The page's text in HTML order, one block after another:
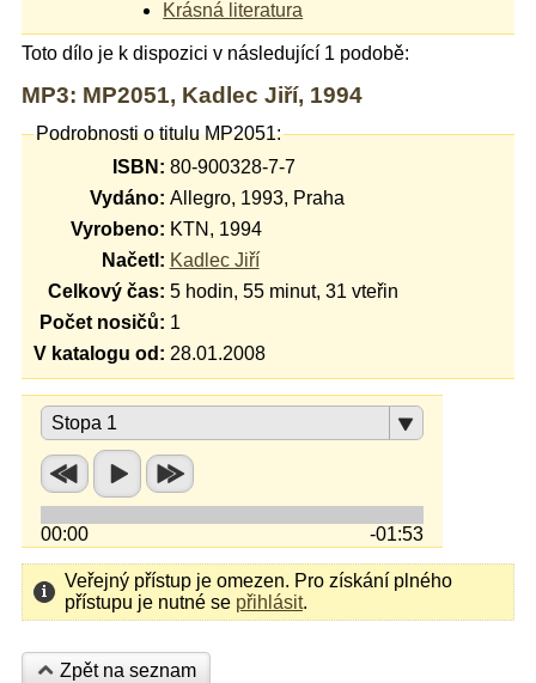
Krásná literatura
Toto dílo je k dispozici v následující 1 podobě:
MP3: MP2051, Kadlec Jiří, 1994
Podrobnosti o titulu MP2051:
ISBN: 80-900328-7-7
Vydáno: Allegro, 1993, Praha
Vyrobeno: KTN, 1994
Načetl: Kadlec Jiří
Celkový čas: 5 hodin, 55 minut, 31 vteřin
Počet nosičů: 1
V katalogu od: 28.01.2008
Stopa 1
00:00 -01:53
Veřejný přístup je omezen. Pro získání plného
přístupu je nutné se přihlásit.
Zpět na seznam